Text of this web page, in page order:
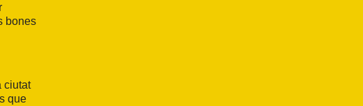
bones
ciutat
que